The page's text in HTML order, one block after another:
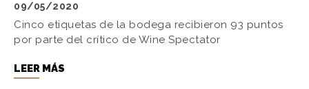
09/05/2020
Cinco etiquetas de la bodega recibieron 93 puntos
por parte del crítico de Wine Spectator
LEER MÁS